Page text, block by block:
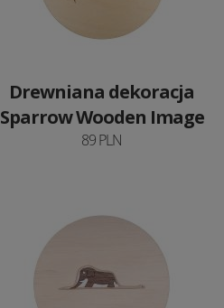
Drewniana dekoracja
Sparrow Wooden Image
89 PLN